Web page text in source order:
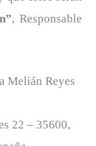
, Responsable
Melián Reyes
22 – 35600,